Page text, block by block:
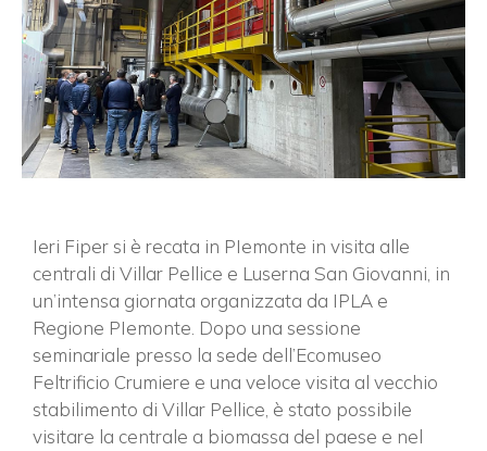
Ieri Fiper si è recata in PIemonte in visita alle
centrali di Villar Pellice e Luserna San Giovanni, in
un’intensa giornata organizzata da IPLA e
Regione PIemonte. Dopo una sessione
seminariale presso la sede dell’Ecomuseo
Feltrificio Crumiere e una veloce visita al vecchio
stabilimento di Villar Pellice, è stato possibile
visitare la centrale a biomassa del paese e nel